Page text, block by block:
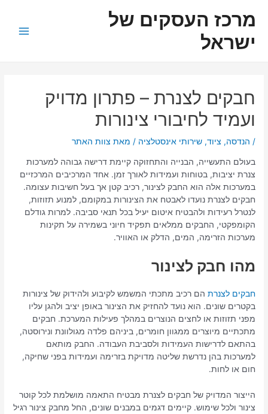
לתוכןמרכז העסקים של
ישראל
חבקים לצנרת – פתרון מדויק
ועמיד לחיבורי צינורות
/ הנדסה, ציוד,שירותי אינסטלציה / מאת צוות האתר
בעולם התעשייה, הבנייה והתחזוקה קיימת דרישה גבוהה למערכות
צנרת יציבות, בטוחות ועמידות לאורך זמן. אחד המרכיבים המרכזיים
במערכות אלה הוא החבק לצינור, רכיב קטן אך בעל חשיבות עצומה.
חבקים לצנרת נועדו לאבטח את הצינורות במקומם, למנוע תזוזות,
לנטרל רעידות ולהבטיח איטום יעיל בכל תנאי סביבה. למרות גודלם
הקומפקטי, החבקים ממלאים תפקיד חיוני בשמירה על תקינות
מערכות הזרימה, המים, הדלק או האוויר.
מהו חבק לצינור
חבקים לצנרת הם רכיב מתכתי המשמש לקיבוע ולהידוק של צינורות
בקטרים שונים. הוא נועד להחזיק את הצינור באופן יציב ולהגן עליו
מפני תזוזות או לחצים הנוצרים במהלך פעילות המערכת. חבקים
מתכתיים מיוצרים ממגוון חומרים, ביניהם פלדה מגולוונת ונירוסטה,
בהתאם לדרישות העמידות ולסביבת העבודה. החבק מותאם
למערכות בהן נדרשת שליטה מדויקת בזרימה ועמידות בפני שחיקה,
חום או לחות.
הייצור המדויק של חבקים לצנרת מבטיח התאמה מושלמת לכל קוטר
צינור ולכל שימוש. קיימים דגמים במבנים שונים, החל מחבק צינור רגיל